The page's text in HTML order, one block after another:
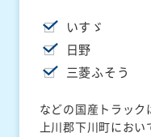
いすゞ
日野
三菱ふそう
などの国産トラッ
上川郡下川町にお